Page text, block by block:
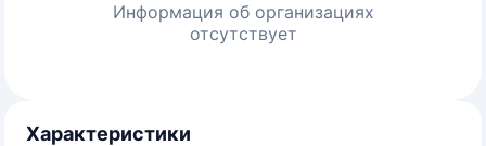
Информация об организациях
отсутствует
Характеристики